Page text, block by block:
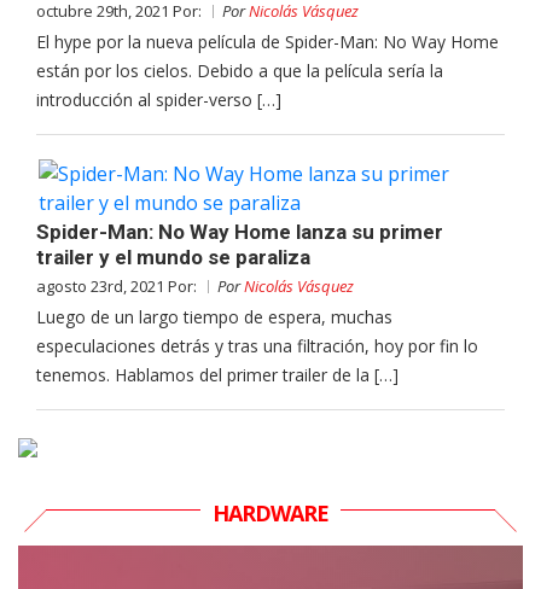
octubre 29th, 2021 Por: PorNicolás Vásquez
El hype por la nueva película de Spider-Man: No Way Home
están por los cielos. Debido a que la película sería la
introducción al spider-verso […]
Spider-Man: No Way Home lanza su primer
trailer y el mundo se paraliza
agosto 23rd, 2021 Por: PorNicolás Vásquez
Luego de un largo tiempo de espera, muchas
especulaciones detrás y tras una filtración, hoy por fin lo
tenemos. Hablamos del primer trailer de la […]
HARDWARE